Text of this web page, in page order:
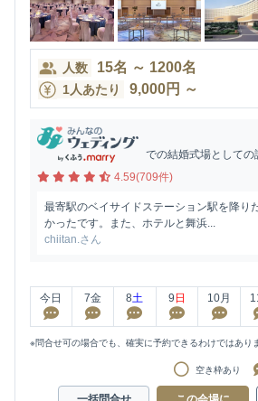
人数 15名 ～ 1200名
1人あたり 9,000円 ～
での結婚式場としての
4.59(709件)
最寄駅のベイサイドステーション駅を降り
かったです。また、ホテルと舞浜...
chiitan.さん
今日 7金 8土 9 日 10月
※問合せ可の場合でも、確実に予約できるわけではあり
空き枠あり